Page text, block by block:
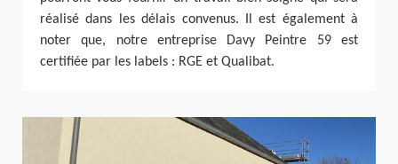
réalisé dans les délais convenus. Il est également à
noter que, notre entreprise Davy Peintre 59 est
certifiée par les labels : RGE et Qualibat.